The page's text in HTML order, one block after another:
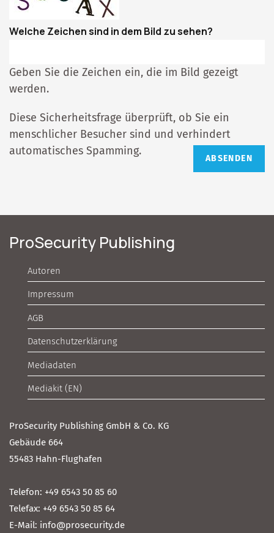
Welche Zeichen sind in dem Bild zu sehen?
Geben Sie die Zeichen ein, die im Bild gezeigt
werden.
Diese Sicherheitsfrage überprüft, ob Sie ein
menschlicher Besucher sind und verhindert
automatisches Spamming.
ProSecurity Publishing
Autoren
Impressum
AGB
Datenschutzerklärung
Mediadaten
Mediakit (EN)
ProSecurity Publishing GmbH & Co. KG
Gebäude 664
55483 Hahn-Flughafen
Telefon: +49 6543 50 85 60
Telefax: +49 6543 50 85 64
E-Mail: info@prosecurity.de